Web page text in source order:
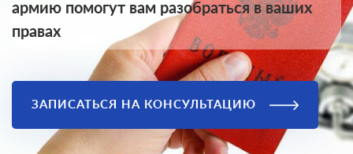
армию помогут вам разобраться в ваших
правах
ЗАПИСАТЬСЯ НА КОНСУЛЬТАЦИЮ